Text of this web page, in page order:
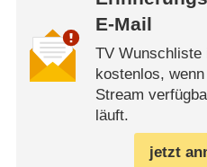
E-Mail
TV Wunschliste
kostenlos, wenn
Stream
läuft.
jetzt